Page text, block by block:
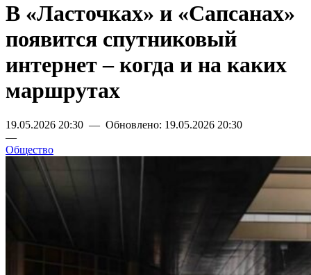
В «Ласточках» и «Сапсанах»
появится спутниковый
интернет – когда и на каких
маршрутах
19.05.2026 20:30 — Обновлено: 19.05.2026 20:30
—
Общество